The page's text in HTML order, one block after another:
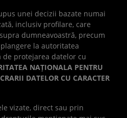
unei decizii bazate numai
inclusiv profilare, care
dumneavoastră, precum
la autoritatea
protejarea datelor cu
NAȚIONALA PENTRU
DATELOR CU CARACTER
vizate, direct sau prin